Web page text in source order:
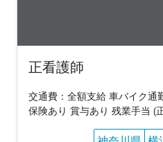
正看護師
交通費：全額支給 車バイク通
保険あり 賞与あり 残業手当 (